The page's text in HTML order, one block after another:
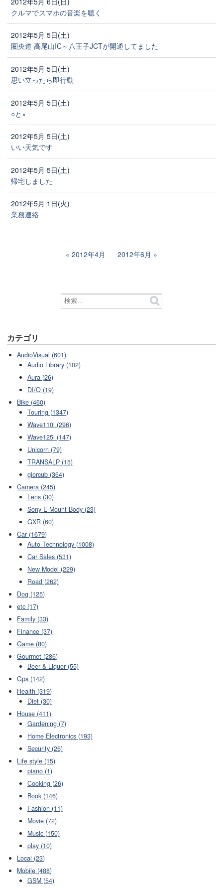
クルマでスマホの音楽を聴く
2012年5月 5日(土)
圏央道 高尾山IC～八王子JCTが開通してました
2012年5月 5日(土)
思い立ったら即行動
2012年5月 5日(土)
○と×
2012年5月 5日(土)
いい天気です
2012年5月 5日(土)
帰宅しました
2012年5月 1日(火)
業務連絡
2012年4月 2012年6月
カテゴリ
AudioVisual (601)
Audio Library (102)
Aura (26)
DI/O (19)
Bike (460)
Touring (1347)
Wave110i (296)
Wave125i (147)
Unicorn (79)
TRANSALP (15)
giorcub (364)
Camera (245)
Lens (30)
Sony E-Mount Body (23)
GXR (60)
Car (1679)
Auto Technology (1008)
Car Sales (531)
New Model (229)
Road (262)
Dog (125)
etc (17)
Family (33)
Finance (37)
Game (80)
Gourmet (286)
Beer & Liquor (55)
Gps (142)
Health (319)
Diet (30)
House (411)
Gardening (7)
Home Electronics (193)
Security (26)
Life style (15)
piano (1)
Cooking (26)
Book (146)
Fashion (11)
Movie (72)
Music (150)
play (10)
Local (23)
Mobile (488)
GSM (54)